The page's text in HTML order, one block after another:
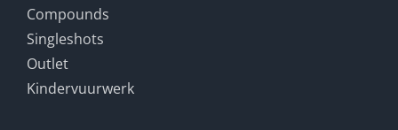
Compounds
Singleshots
Outlet
Kindervuurwerk